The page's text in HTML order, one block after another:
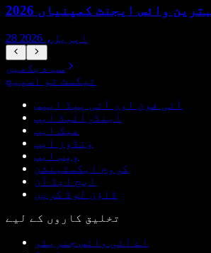
28 اپریل، 2026
سب دیکھیں
ٹیکسٹ ٹو اسپیچ
آئی فون اور آئی پیڈ ایپس
اینڈرائیڈ ایپ
میک ایپ
ونڈوز ایپ
ویب ایپ
کروم ایکسٹینشن
ایج ایڈ آن
ڈاؤن لوڈ کریں
تخلیق کاروں کے لیے
اے آئی وائس جنریٹر